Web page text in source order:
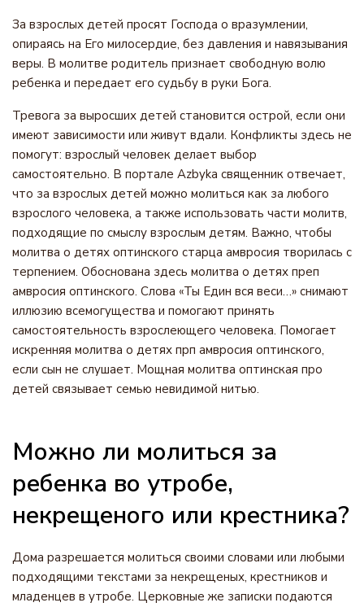
За взрослых детей просят Господа о вразумлении,
опираясь на Его милосердие, без давления и навязывания
веры. В молитве родитель признает свободную волю
ребенка и передает его судьбу в руки Бога.
Тревога за выросших детей становится острой, если они
имеют зависимости или живут вдали. Конфликты здесь не
помогут: взрослый человек делает выбор
самостоятельно. В портале Azbyka священник отвечает,
что за взрослых детей можно молиться как за любого
взрослого человека, а также использовать части молитв,
подходящие по смыслу взрослым детям. Важно, чтобы
молитва о детях оптинского старца амвросия творилась с
терпением. Обоснована здесь молитва о детях преп
амвросия оптинского. Слова «Ты Един вся веси…» снимают
иллюзию всемогущества и помогают принять
самостоятельность взрослеющего человека. Помогает
искренняя молитва о детях прп амвросия оптинского,
если сын не слушает. Мощная молитва оптинская про
детей связывает семью невидимой нитью.
Можно ли молиться за
ребенка во утробе,
некрещеного или крестника?
Дома разрешается молиться своими словами или любыми
подходящими текстами за некрещеных, крестников и
младенцев в утробе. Церковные же записки подаются